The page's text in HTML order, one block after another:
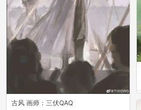
古风 画师：三伏QAQ